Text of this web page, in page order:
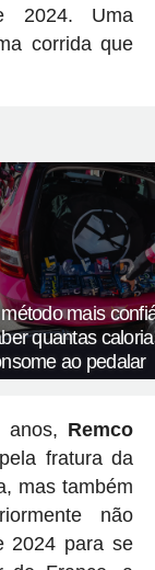
2024. Uma
corrida que
mais
quantas
ao pedalar
anos, Remco
fratura da
mas também
não
2024 para se